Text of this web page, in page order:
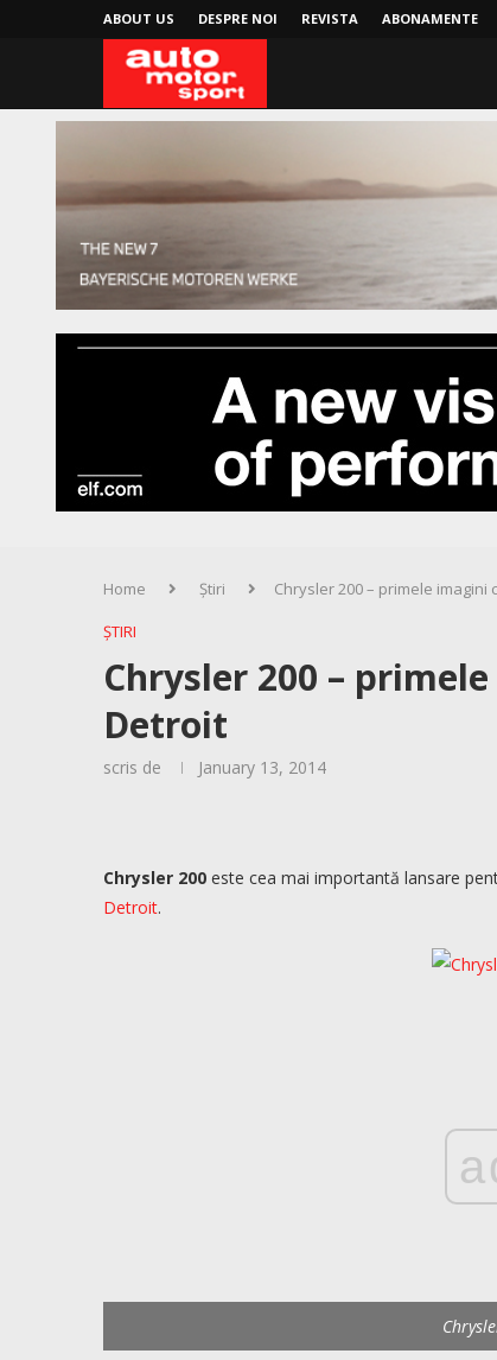
ABOUT US DESPRE NOI REVISTA ABONAMENTE
Home Știri
Chrysler 200 – primele
ȘTIRI
Chrysler 200 –
Detroit
scris de January 13, 2014
Chrysler 200 este cea mai importantă lansare
Detroit.